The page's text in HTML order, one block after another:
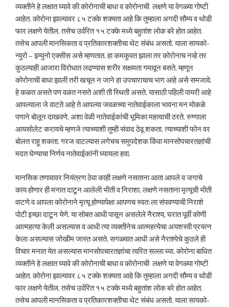
व्यक्तीने हे लक्षात घ्यावे की कोरोनाची बाधा व कोरोनाची लक्षणे या वेगळ्या गोष्टी
आहेत. कोरोना झाल्यावर ८५ टक्के शक्यता आहे कि तुम्हाला अगदी सौम्य व थोडी
फार लक्षणे येतील. तसेच उर्वरित १५ टक्के मध्ये बहुतांश लोक बरे होत आहेत.
तसेच आपली मानसिकता व प्रतिकारशक्तीचा थेट संबंध असतो. याला सायको-
न्युरो – इम्युनो एक्सीस असे म्हणतात. हा कमकुवत झाला तर कोरोनाच नव्हे तर
कुठल्याही आजारा विरोधात लढण्यास शरीर सक्षमता गमावून बसते. म्हणून
कोरोनाची बाधा झाली तरी खचून न जाने हा उपचाराचाच भाग आहे असे समजावे.
हे कळत असते पण वळत नसते अशी ती स्थिती असते. यासाठी पहिली पायरी आहे
आपल्याला जे वाटते आहे ते आपल्या जवळच्या नातेवाईकाला भावना मन मोकळे
पणाने बोलून दाखवणे. अशा वेळी नातेवाईकांची भूमिका महत्वाची ठरते. रुग्णाला
आयसोलेट करायचे म्हणजे त्याच्याशी तुम्ही संवाद ठेवू शकता. त्याच्याशी फोन वर
बोलत राहू शकता. गरज वाटल्यास लगेचच समुपदेशक किंवा मानसोपचारतज्ञांची
मदत घेण्याचा निर्णय नातेवाईकांनी घ्यायला हवा.
मानसिक तणावावर नियंत्रण ठेवा काही लक्षणे नसताना आता आपले व जगाचे
काय होणार ही मनात दाटून आलेली भीती व निराशा. लक्षणे नसताना मृत्यूची भीती
वाटणे व आपला कोरोनाने मृत्यू होण्यापेक्षा आपणच स्वतःला संपवण्याची निराशे
पोटी इच्छा दाटून येणे. या सोबत आधी पासून असलेले नैराश्य, घरात पूर्वी कोणी
आत्महत्या केली असल्यास व आधी त्या व्यक्तीनेच आत्महत्येचा अयशस्वी प्रयत्न
केला असल्यास जोखीम जास्त असते. सगळ्यात आधी असे नैराश्येचे कुठले ही
विचार मनात येत असल्यास मानसोपचारतज्ञांचा त्वरित सल्ला घ्या. कोरोना बाधित
व्यक्तीने हे लक्षात घ्यावे की कोरोनाची बाधा व कोरोनाची लक्षणे या वेगळ्या गोष्टी
आहेत. कोरोना झाल्यावर ८५ टक्के शक्यता आहे कि तुम्हाला अगदी सौम्य व थोडी
फार लक्षणे येतील. तसेच उर्वरित १५ टक्के मध्ये बहुतांश लोक बरे होत आहेत.
तसेच आपली मानसिकता व प्रतिकारशक्तीचा थेट संबंध असतो. याला सायको-